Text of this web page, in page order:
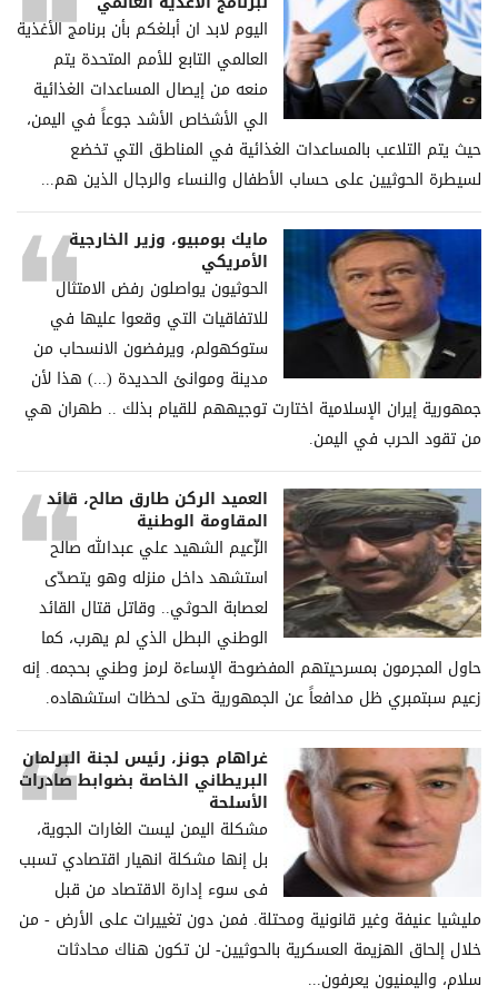
اليوم لابد ان أبلغكم بأن برنامج الأغذية
العالمي التابع للأمم المتحدة يتم
منعه من إيصال المساعدات الغذائية
الي الأشخاص الأشد جوعاً في اليمن،
حيث يتم التلاعب بالمساعدات الغذائية في المناطق التي تخضع
لسيطرة الحوثيين على حساب الأطفال والنساء والرجال الذين هم...
مايك بومبيو، وزير الخارجية
الأمريكي
الحوثيون يواصلون رفض الامتثال
للاتفاقيات التي وقعوا عليها في
ستوكهولم، ويرفضون الانسحاب من
مدينة وموانئ الحديدة (...) هذا لأن
جمهورية إيران الإسلامية اختارت توجيههم للقيام بذلك .. طهران هي
من تقود الحرب في اليمن.
العميد الركن طارق صالح، قائد
المقاومة الوطنية
الزّعيم الشهيد علي عبدالله صالح
استشهد داخل منزله وهو يتصدّى
لعصابة الحوثي.. وقاتل قتال القائد
الوطني البطل الذي لم يهرب، كما
حاول المجرمون بمسرحيتهم المفضوحة الإساءة لرمز وطني بحجمه. إنه
زعيم سبتمبري ظل مدافعاً عن الجمهورية حتى لحظات استشهاده.
غراھام جونز، رئیس لجنة البرلمان
البریطاني الخاصة بضوابط صادرات
الأسلحة
مشكلة الیمن لیست الغارات الجویة،
بل إنھا مشكلة انھیار اقتصادي تسبب
فی سوء إدارة الاقتصاد من قبل
ملیشیا عنیفة وغیر قانونیة ومحتلة. فمن دون تغییرات على الأرض - من
خلال إلحاق الھزیمة العسكریة بالحوثیین- لن تكون ھناك محادثات
سلام، والیمنیون یعرفون...